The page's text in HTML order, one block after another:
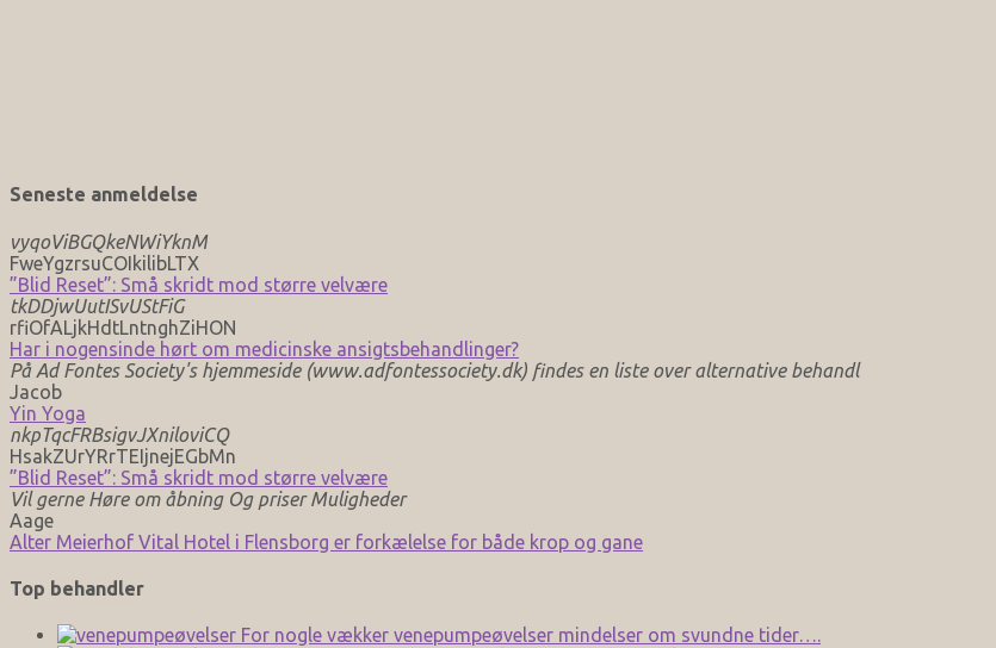
Seneste anmeldelse
vyqoViBGQkeNWiYknM
FweYgzrsuCOIkilibLTX
”Blid Reset”: Små skridt mod større velvære
tkDDjwUutISvUStFiG
rfiOfALjkHdtLntnghZiHON
Har i nogensinde hørt om medicinske ansigtsbehandlinger?
På Ad Fontes Society's hjemmeside (www.adfontessociety.dk) findes en liste over alternative behandl
Jacob
Yin Yoga
nkpTqcFRBsigvJXniloviCQ
HsakZUrYRrTEIjnejEGbMn
”Blid Reset”: Små skridt mod større velvære
Vil gerne Høre om åbning Og priser Muligheder
Aage
Alter Meierhof Vital Hotel i Flensborg er forkælelse for både krop og gane
Top behandler
For nogle vækker venepumpeøvelser mindelser om svundne tider….